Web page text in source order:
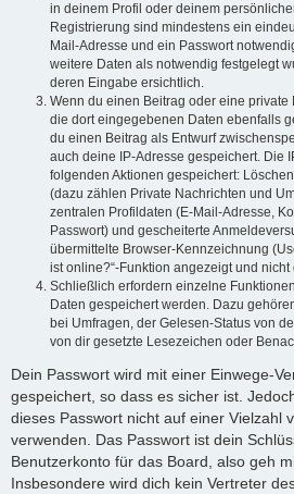
in deinem Profil oder deinem
Registrierung sind mindestens ein
Mail-Adresse und ein Passwort
weitere Daten als notwendig festgelegt
deren Eingabe ersichtlich.
Wenn du einen Beitrag oder eine private
die dort eingegebenen Daten ebenfalls
du einen Beitrag als Entwurf
auch deine IP-Adresse gespeichert. Die
folgenden Aktionen gespeichert:
(dazu zählen Private Nachrichten und
zentralen Profildaten (E-Mail-Adresse,
Passwort) und gescheiterte
übermittelte Browser-Kennzeichnung
ist online?“-Funktion angezeigt und
Schließlich erfordern einzelne
Daten gespeichert werden. Dazu
bei Umfragen, der Gelesen-Status von
von dir gesetzte Lesezeichen oder
Dein Passwort wird mit einer Einwege-
gespeichert, so dass es sicher ist.
dieses Passwort nicht auf einer Vielzahl
verwenden. Das Passwort ist dein
Benutzerkonto für das Board, also geh
Insbesondere wird dich kein Vertreter